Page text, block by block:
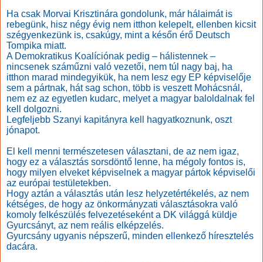
Ha csak Morvai Krisztinára gondolunk, már hálaimát is
rebegünk, hisz négy évig nem itthon kelepelt, ellenben kicsit
szégyenkezünk is, csakúgy, mint a későn érő Deutsch
Tompika miatt.
A Demokratikus Koalíciónak pedig – hálistennek –
nincsenek száműzni való vezetői, nem túl nagy baj, ha
itthon marad mindegyikük, ha nem lesz egy EP képviselője
sem a pártnak, hát sag schon, több is veszett Mohácsnál,
nem ez az egyetlen kudarc, melyet a magyar baloldalnak fel
kell dolgozni.
Legfeljebb Szanyi kapitányra kell hagyatkoznunk, oszt
jónapot.
El kell menni természetesen választani, de az nem igaz,
hogy ez a választás sorsdöntő lenne, ha mégoly fontos is,
hogy milyen elveket képviselnek a magyar pártok képviselői
az európai testületekben.
Hogy aztán a választás után lesz helyzetértékelés, az nem
kétséges, de hogy az önkormányzati választásokra való
komoly felkészülés felvezetéseként a DK világgá küldje
Gyurcsányt, az nem reális elképzelés.
Gyurcsány ugyanis népszerű, minden ellenkező híresztelés
dacára.